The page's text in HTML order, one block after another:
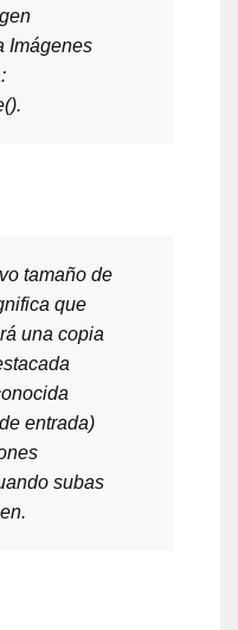
Imágenes
tamaño de
que
una copia
entrada)
subas